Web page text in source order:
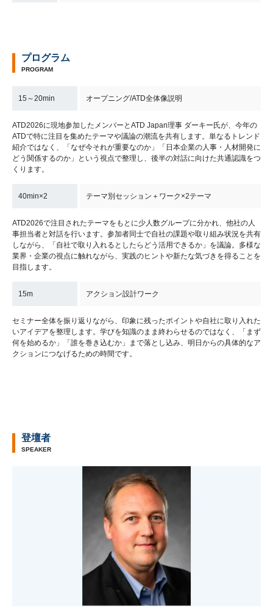
プログラム
PROGRAM
15～20min オープニング/ATD全体像説明
ATD2026に現地参加したメンバーとATD Japan理事 ダーキー氏が、今年の
ATDで特に注目を集めたテーマや議論の潮流を共有します。単なるトレンド
紹介ではなく、「なぜ今それが重要なのか」「日本企業の人事・人材開発に
どう関係するのか」という視点で整理し、後半の対話に向けた共通認識をつ
くります。
40min×2 テーマ別セッション＋ワーク×2テーマ
ATD2026で注目されたテーマをもとに少人数グループに分かれ、他社の人
事担当者と対話を行います。参加者同士で自社の課題や取り組み状況を共有
しながら、「自社で取り入れるとしたらどう活用できるか」を議論。多様な
業界・企業の視点に触れながら、実践のヒントや新たな気づきを得ることを
目指します。
15m アクション設計ワーク
セミナー全体を振り返りながら、印象に残ったポイントや自社に取り入れた
いアイデアを整理します。学びを知識のまま終わらせるのではなく、「まず
何を始めるか」「誰を巻き込むか」まで落とし込み、明日からの具体的なア
クションにつなげるための時間です。
登壇者
SPEAKER